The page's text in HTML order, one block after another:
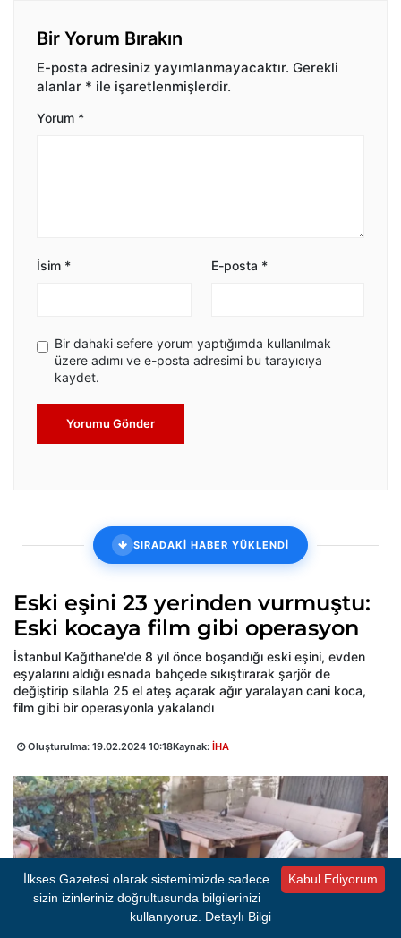
Bir Yorum Bırakın
E-posta adresiniz yayımlanmayacaktır. Gerekli
alanlar * ile işaretlenmişlerdir.
Yorum *
İsim * E-posta *
Bir dahaki sefere yorum yaptığımda kullanılmak
üzere adımı ve e-posta adresimi bu tarayıcıya
kaydet.
Yorumu Gönder
SIRADAKİ HABER YÜKLENDİ
Eski eşini 23 yerinden vurmuştu:
Eski kocaya film gibi operasyon
İstanbul Kağıthane'de 8 yıl önce boşandığı eski eşini, evden
eşyalarını aldığı esnada bahçede sıkıştırarak şarjör de
değiştirip silahla 25 el ateş açarak ağır yaralayan cani koca,
film gibi bir operasyonla yakalandı
Oluşturulma: 19.02.2024 10:18Kaynak: İHA
Kabul Ediyorum
İlkses Gazetesi olarak sistemimizde sadece
sizin izinleriniz doğrultusunda bilgilerinizi
kullanıyoruz. Detaylı Bilgi